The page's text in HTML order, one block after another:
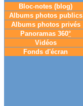
Bloc-notes (blog)
Albums photos publics
Albums photos privés
Panoramas 360°
Vidéos
Fonds d'écran